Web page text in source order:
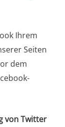
Ihrem
Sei­ten
dem
von Twit­ter